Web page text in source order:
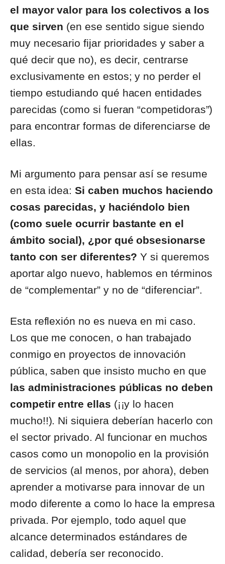
el mayor valor para los colectivos a los
que sirven (en ese sentido sigue siendo
muy necesario fijar prioridades y saber a
qué decir que no), es decir, centrarse
exclusivamente en estos; y no perder el
tiempo estudiando qué hacen entidades
parecidas (como si fueran “competidoras”)
para encontrar formas de diferenciarse de
ellas.
Mi argumento para pensar así se resume
en esta idea: Si caben muchos haciendo
cosas parecidas, y haciéndolo bien
(como suele ocurrir bastante en el
ámbito social), ¿por qué obsesionarse
tanto con ser diferentes? Y si queremos
aportar algo nuevo, hablemos en términos
de “complementar” y no de “diferenciar”.
Esta reflexión no es nueva en mi caso.
Los que me conocen, o han trabajado
conmigo en proyectos de innovación
pública, saben que insisto mucho en que
las administraciones públicas no deben
competir entre ellas (¡¡y lo hacen
mucho!!). Ni siquiera deberían hacerlo con
el sector privado. Al funcionar en muchos
casos como un monopolio en la provisión
de servicios (al menos, por ahora), deben
aprender a motivarse para innovar de un
modo diferente a como lo hace la empresa
privada. Por ejemplo, todo aquel que
alcance determinados estándares de
calidad, debería ser reconocido.